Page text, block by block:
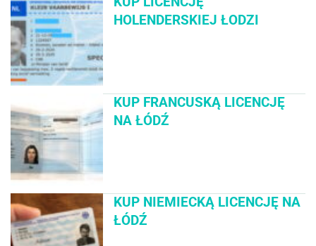
HOLENDERSKIEJ ŁODZI
KUP FRANCUSKĄ LICENCJĘ
NA ŁÓDŹ
KUP NIEMIECKĄ LICENCJĘ NA
ŁÓDŹ